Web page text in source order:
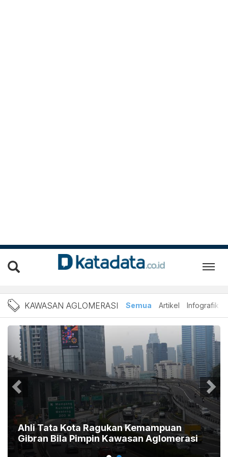
Berita Kawasan
KAWASAN AGLOMERASI Semua Artikel Infografik
Ahli Tata Kota Ragukan Kemampuan
Gibran Bila Pimpin Kawasan Aglomerasi